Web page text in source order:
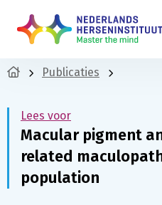
Publicaties
Lees voor
Macular pigment
related
population